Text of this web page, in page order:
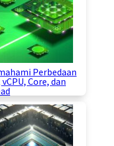
Perbedaan
vCPU, Core, dan